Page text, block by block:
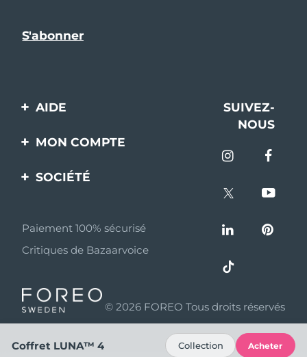
AIDE
Contactez-nous
livraisons
Questions et réponses
Informations sur la
SUIVEZ-
NOUS
MON COMPTE
Enregistrement produit
SOCIÉTÉ
Programme d’affiliation
Nouvelles d'affiliation
Partenaires
distributeurs
Conditions d'utilisation
Paiement 100% sécurisé
Critiques de Bazaarvoice
© 2026 FOREO Tous droits réservés
Coffret LUNA™ 4 Collection Acheter